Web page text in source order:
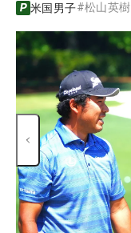
米国男子#松山英樹